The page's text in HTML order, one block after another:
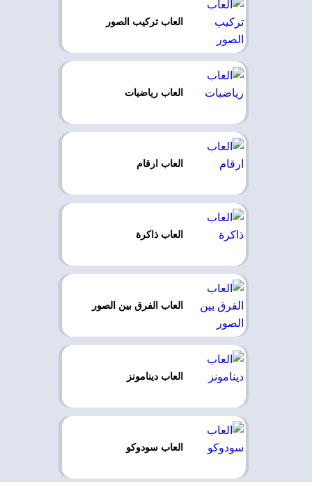
العاب تركيب الصور
العاب رياضيات
العاب ارقام
العاب ذاكرة
العاب الفرق بين الصور
العاب دينامونز
العاب سودوكو